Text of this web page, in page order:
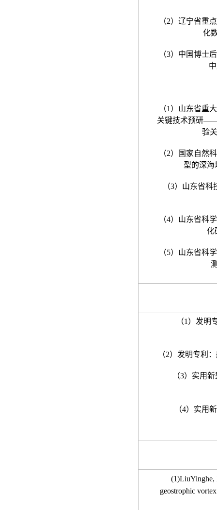
（2）辽宁省重
化
（3）中国博士
（1 ）山东省重
关键技术预研
验
（2）国家自然
型的深海
（3）山东省科
（4）山东省科
化
（5）山东省科
（1 ）发明
（2）发明专利
（3）实用新
（4）实用
(1)LiuYinghe,
geostrophic